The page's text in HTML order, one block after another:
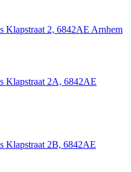
Klapstraat 2, 6842AE Arnhem
Klapstraat 2A, 6842AE
Klapstraat 2B, 6842AE